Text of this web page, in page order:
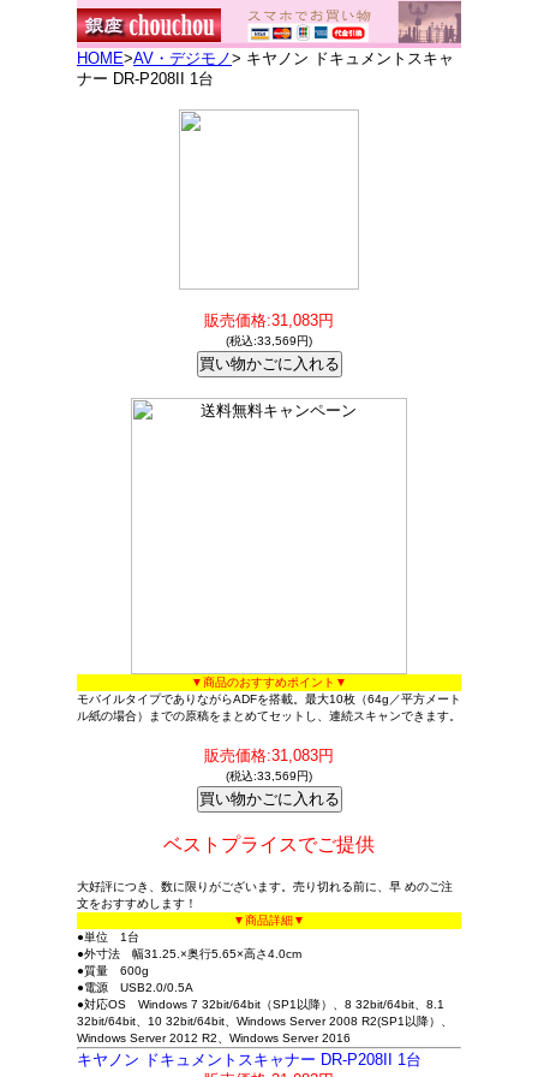
HOME>AV・デジモノ> キヤノン ドキュメントスキャ
ナー DR-P208II 1台
販売価格:31,083円
(税込:33,569円)
▼商品のおすすめポイント▼
モバイルタイプでありながらADFを搭載。最大10枚（64g／平方メート
ル紙の場合）までの原稿をまとめてセットし、連続スキャンできます。
販売価格:31,083円
(税込:33,569円)
ベストプライスでご提供
大好評につき、数に限りがございます。売り切れる前に、早 めのご注
文をおすすめします！
▼商品詳細▼
●単位 1台
●外寸法 幅31.25.×奥行5.65×高さ4.0cm
●質量 600g
●電源 USB2.0/0.5A
●対応OS Windows 7 32bit/64bit（SP1以降）、8 32bit/64bit、8.1
32bit/64bit、10 32bit/64bit、Windows Server 2008 R2(SP1以降）、
Windows Server 2012 R2、Windows Server 2016
キヤノン ドキュメントスキャナー DR-P208II 1台